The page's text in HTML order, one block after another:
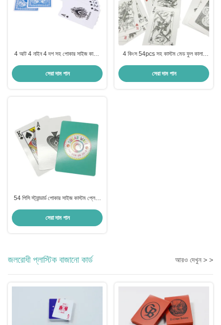
4 আট 4 নাইন 4 দশ সহ পোকার সাইজ কাস্টম
সেরা দাম পান
4 কিংস 54pcs সহ কাস্টম মেড ফুল কালার
সেরা দাম পান
54 পিসি স্ট্যান্ডার্ড পোকার সাইজ কাস্টম প্লেয়িং
সেরা দাম পান
জলরোধী প্লাস্টিক বাজানো কার্ড আরও দেখুন > >